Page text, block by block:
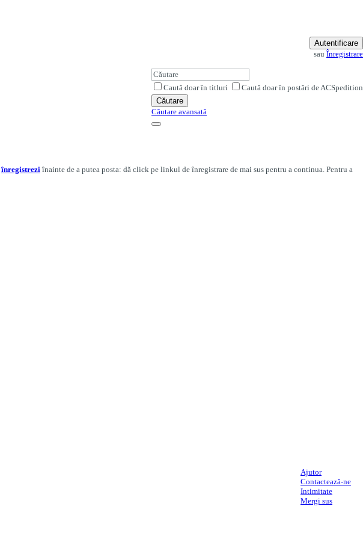
Autentificare
sau Înregistrare
Caută doar în titluri
Caută doar în postări de ACSpedition
Căutare
Căutare avansată
înregistrezi înainte de a putea posta: dă click pe linkul de înregistrare de mai sus pentru a continua. Pentru a
Ajutor
Contactează-ne
Intimitate
Mergi sus